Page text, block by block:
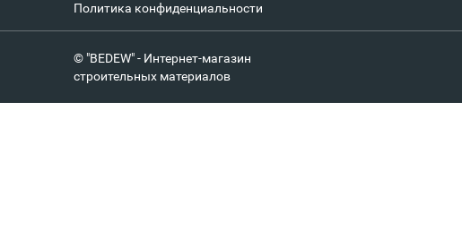
Политика конфиденциальности
© "BEDEW" - Интернет-магазин
строительных материалов